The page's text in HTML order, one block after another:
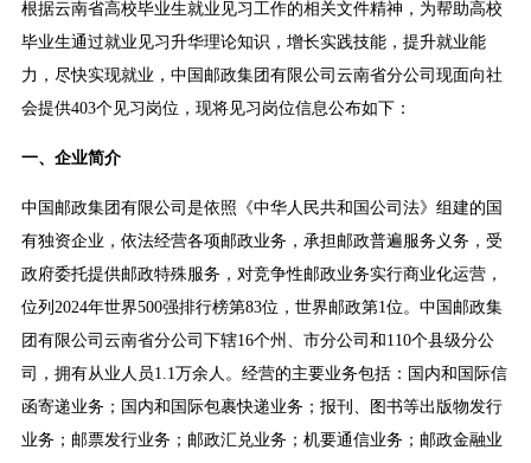
根据云南省高校毕业生就业见习工作的相关文件精神，为帮助高校
毕业生通过就业见习升华理论知识，增长实践技能，提升就业能
力，尽快实现就业，中国邮政集团有限公司云南省分公司现面向社
会提供403个见习岗位，现将见习岗位信息公布如下：
一、企业简介
中国邮政集团有限公司是依照《中华人民共和国公司法》组建的国
有独资企业，依法经营各项邮政业务，承担邮政普遍服务义务，受
政府委托提供邮政特殊服务，对竞争性邮政业务实行商业化运营，
位列2024年世界500强排行榜第83位，世界邮政第1位。中国邮政集
团有限公司云南省分公司下辖16个州、市分公司和110个县级分公
司，拥有从业人员1.1万余人。经营的主要业务包括：国内和国际信
函寄递业务；国内和国际包裹快递业务；报刊、图书等出版物发行
业务；邮票发行业务；邮政汇兑业务；机要通信业务；邮政金融业